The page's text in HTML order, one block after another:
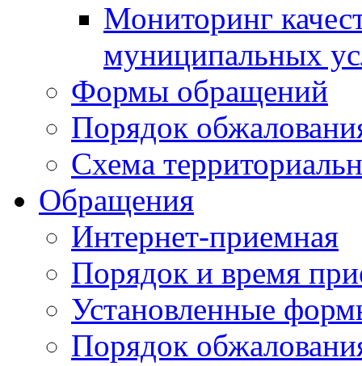
Мониторинг
муниципальных
Формы обращений
Порядок
Схема
Обращения
Интернет-приемная
Порядок и время
Установленные
Порядок